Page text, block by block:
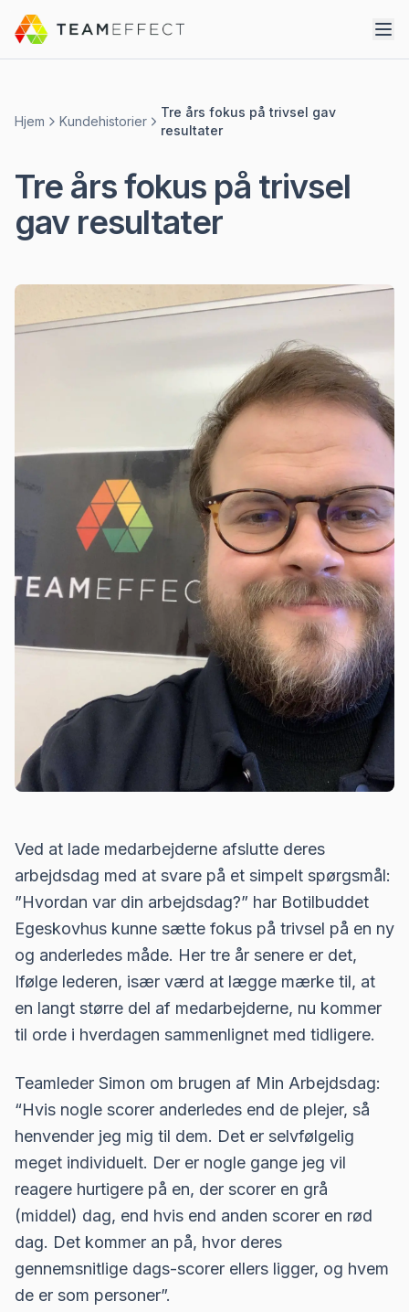
Hjem Kundehistorier
Tre års fokus på trivsel gav
resultater
Tre års fokus på trivsel
gav resultater
Ved at lade medarbejderne afslutte deres
arbejdsdag med at svare på et simpelt spørgsmål:
”Hvordan var din arbejdsdag?” har Botilbuddet
Egeskovhus kunne sætte fokus på trivsel på en ny
og anderledes måde. Her tre år senere er det,
Ifølge lederen, især værd at lægge mærke til, at
en langt større del af medarbejderne, nu kommer
til orde i hverdagen sammenlignet med tidligere.
Teamleder Simon om brugen af Min Arbejdsdag:
“Hvis nogle scorer anderledes end de plejer, så
henvender jeg mig til dem. Det er selvfølgelig
meget individuelt. Der er nogle gange jeg vil
reagere hurtigere på en, der scorer en grå
(middel) dag, end hvis end anden scorer en rød
dag. Det kommer an på, hvor deres
gennemsnitlige dags-scorer ellers ligger, og hvem
de er som personer”.